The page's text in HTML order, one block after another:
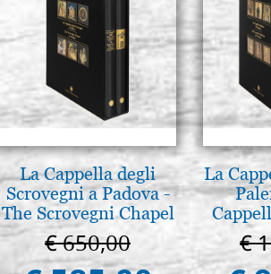
La Cappella degli
Scrovegni a Padova -
The Scrovegni Chapel
in Padua
€ 650,00
La
€